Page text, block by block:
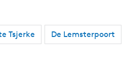
Tsjerke De Lemsterpoort